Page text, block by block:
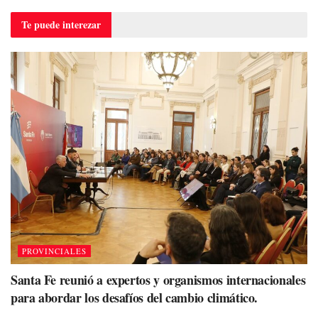
Te puedeinterezar
PROVINCIALES
Santa Fe reunió a expertos y organismos internacionales
para abordar los desafíos del cambio climático.